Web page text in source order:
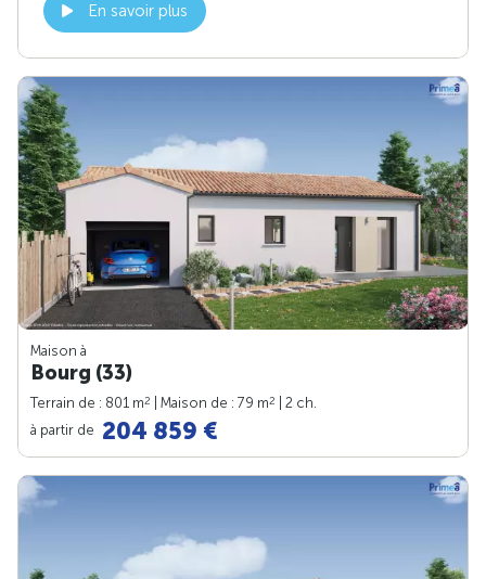
En savoir plus
Maison à
Bourg (33)
Terrain de : 801 m2 | Maison de : 79 m2
| 2 ch.
à partir de 204 859 €